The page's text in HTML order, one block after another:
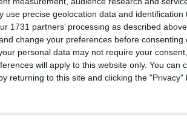
use precise geolocation data and
1731 partners’ processing as described
change your preferences before consenting
personal data may not require your
will apply to this website only. You
returning to this site and clicking the